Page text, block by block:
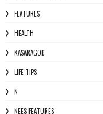
FEATURES
HEALTH
KASARAGOD
LIFE TIPS
N
NEES FEATURES